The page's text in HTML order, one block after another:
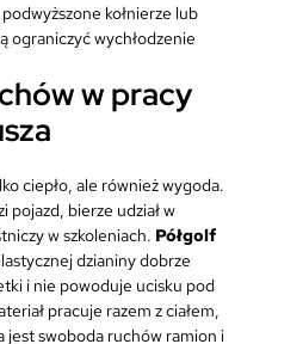
kołnierze lub
ograniczyć wychłodzenie
w pracy
ciepło, ale również wygoda.
pojazd, bierze udział w
w szkoleniach. Półgolf
dzianiny dobrze
i nie powoduje ucisku pod
pracuje razem z ciałem,
jest swoboda ruchów ramion i